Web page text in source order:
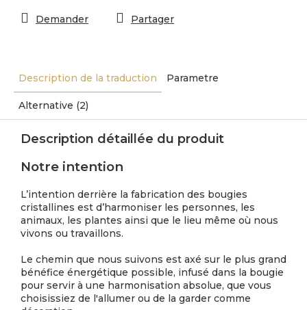
Demander Partager
Description de la traduction Parametre
Alternative (2)
Description détaillée du produit
Notre intention
L’intention derrière la fabrication des bougies
cristallines est d’harmoniser les personnes, les
animaux, les plantes ainsi que le lieu même où nous
vivons ou travaillons.
Le chemin que nous suivons est axé sur le plus grand
bénéfice énergétique possible, infusé dans la bougie
pour servir à une harmonisation absolue, que vous
choisissiez de l'allumer ou de la garder comme